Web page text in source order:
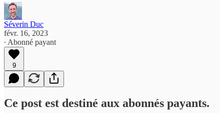
Séverin Duc
févr. 16, 2023
∙ Abonné payant
9
Ce post est destiné aux abonnés payants.